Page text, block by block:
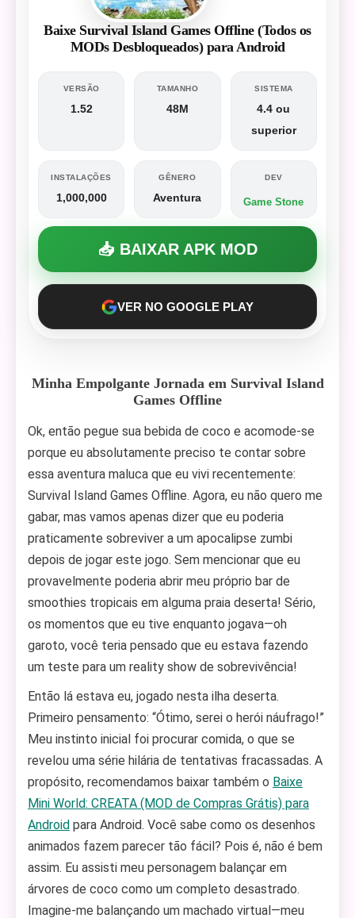
Baixe Survival Island Games Offline (Todos os
MODs Desbloqueados) para Android
VERSÃO
1.52
TAMANHO
48M
SISTEMA
4.4 ou
superior
INSTALAÇÕES
1,000,000
GÊNERO
Aventura
DEV
Game Stone
📥 BAIXAR APK MOD
VER NO GOOGLE PLAY
Minha Empolgante Jornada em Survival Island
Games Offline
Ok, então pegue sua bebida de coco e acomode-se
porque eu absolutamente preciso te contar sobre
essa aventura maluca que eu vivi recentemente:
Survival Island Games Offline. Agora, eu não quero me
gabar, mas vamos apenas dizer que eu poderia
praticamente sobreviver a um apocalipse zumbi
depois de jogar este jogo. Sem mencionar que eu
provavelmente poderia abrir meu próprio bar de
smoothies tropicais em alguma praia deserta! Sério,
os momentos que eu tive enquanto jogava—oh
garoto, você teria pensado que eu estava fazendo
um teste para um reality show de sobrevivência!
Então lá estava eu, jogado nesta ilha deserta.
Primeiro pensamento: “Ótimo, serei o herói náufrago!”
Meu instinto inicial foi procurar comida, o que se
revelou uma série hilária de tentativas fracassadas. A
propósito, recomendamos baixar também o Baixe
Mini World: CREATA (MOD de Compras Grátis) para
Android para Android. Você sabe como os desenhos
animados fazem parecer tão fácil? Pois é, não é bem
assim. Eu assisti meu personagem balançar em
árvores de coco como um completo desastrado.
Imagine-me balançando um machado virtual—meu